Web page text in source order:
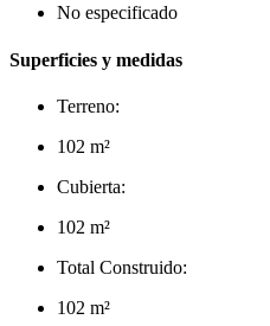
No especificado
Superficies y medidas
Terreno:
102 m²
Cubierta:
102 m²
Total Construido:
102 m²